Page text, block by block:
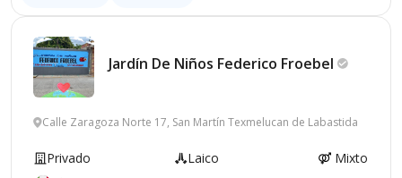
Jardín De Niños Federico Froebel
Calle Zaragoza Norte 17, San Martín Texmelucan de Labastida
Privado Laico
Mixto